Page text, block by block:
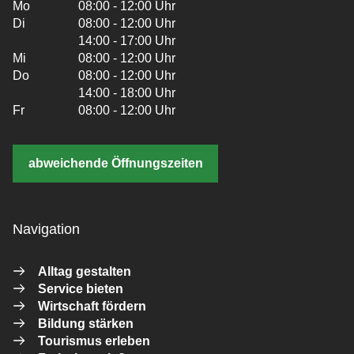
Mo
08:00 - 12:00 Uhr
Di
08:00 - 12:00 Uhr
14:00 - 17:00 Uhr
Mi
08:00 - 12:00 Uhr
Do
08:00 - 12:00 Uhr
14:00 - 18:00 Uhr
Fr
08:00 - 12:00 Uhr
abweichende Öffnungszeiten
Navigation
Alltag gestalten
Service bieten
Wirtschaft fördern
Bildung stärken
Tourismus erleben